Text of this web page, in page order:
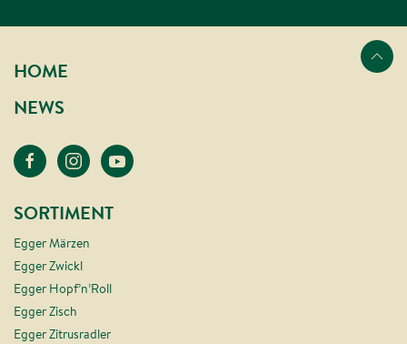
Nach
HOME
NEWS
SORTIMENT
Egger Märzen
Egger Zwickl
Egger Hopf’n’Roll
Egger Zisch
Egger Zitrusradler